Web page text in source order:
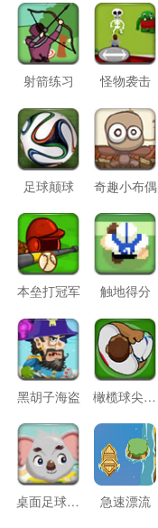
射箭练习 怪物袭击
足球颠球 奇趣小布偶
本垒打冠军 触地得分
黑胡子海盗 橄榄球尖峰时刻
桌面足球比赛 急速漂流